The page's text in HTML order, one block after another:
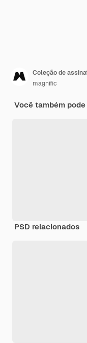
Coleção de
magnific
Você também
PSD relacionados